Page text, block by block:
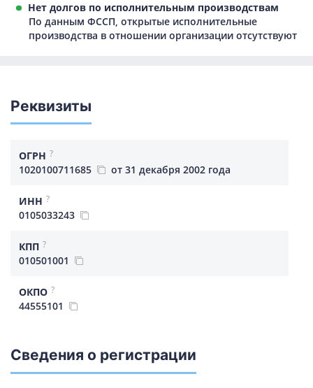
Нет долгов по исполнительным производствам
По данным ФССП, открытые исполнительные
производства в отношении организации отсутствуют
Реквизиты
ОГРН ?
1020100711685 от 31 декабря 2002 года
ИНН ?
0105033243
КПП ?
010501001
ОКПО ?
44555101
Сведения о регистрации